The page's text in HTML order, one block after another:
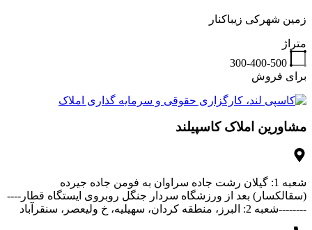
زمین شهرکی زیباکنار
متراژ
300-400-500
برای فروش
مشاورین املاک کاسپیلند
شعبه 1: گیلان رشت جاده سراوان به فومن جاده جیرده
(سقالکسار) بعد از ورزشگاه سردار جنگل روبروی ایستگاه قطار----
--------شعبه 2: البرز، منطقه کردان، سهیلیه، خ ولیعصر، سنقرآباد